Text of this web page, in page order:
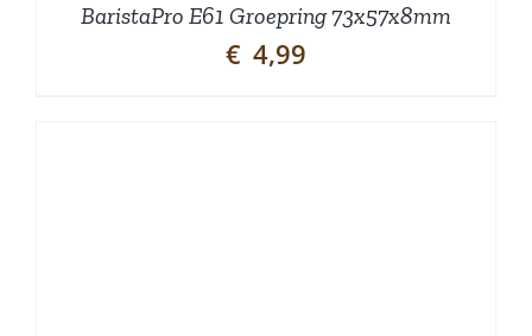
BaristaPro E61 Groepring 73x57x8mm
€ 4,99